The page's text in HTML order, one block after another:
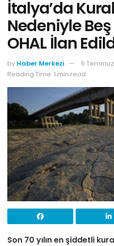
İtalya’da
Nedeniyle
OHAL İlan
by Haber Merkezi
6
Reading Time: 1 min read
Son 70 yılın en şiddetli